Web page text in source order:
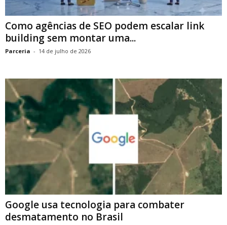
Como agências de SEO podem escalar link
building sem montar uma...
Parceria - 14 de julho de 2026
Google usa tecnologia para combater
desmatamento no Brasil